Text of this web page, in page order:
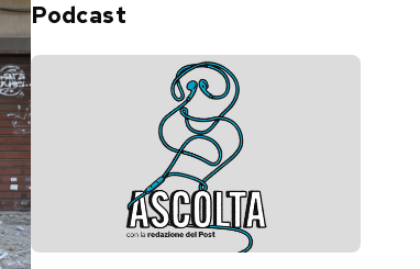
Podcast